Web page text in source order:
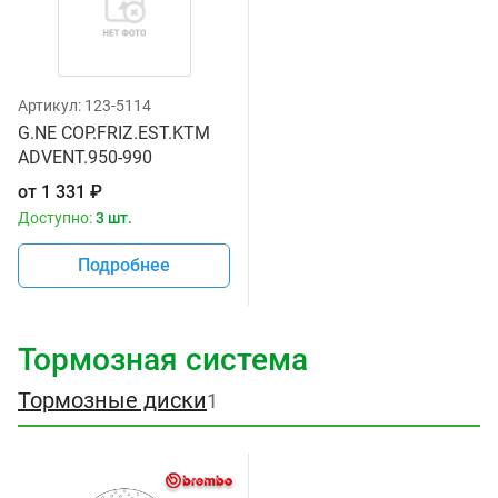
Артикул: 123-5114
G.NE COP.FRIZ.EST.KTM
ADVENT.950-990
от 1 331 ₽
Доступно:3 шт.
Подробнее
Тормозная система
Тормозные диски1